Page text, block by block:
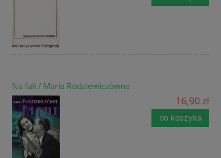
Na fali / Maria Rodziewiczówna
16,90 zł
do koszyka